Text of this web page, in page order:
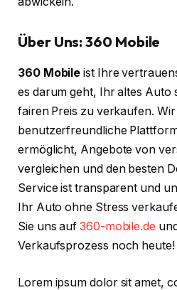
Über Uns: 360 Mobile
360 Mobile ist Ihre
es darum geht, Ihr altes Auto
fairen Preis zu verkaufen.
benutzerfreundliche
ermöglicht, Angebote von
vergleichen und den besten
Service ist transparent und
Ihr Auto ohne Stress
Sie uns auf360-mobile.de
Verkaufsprozess noch heute!
Lorem ipsum dolor sit amet,